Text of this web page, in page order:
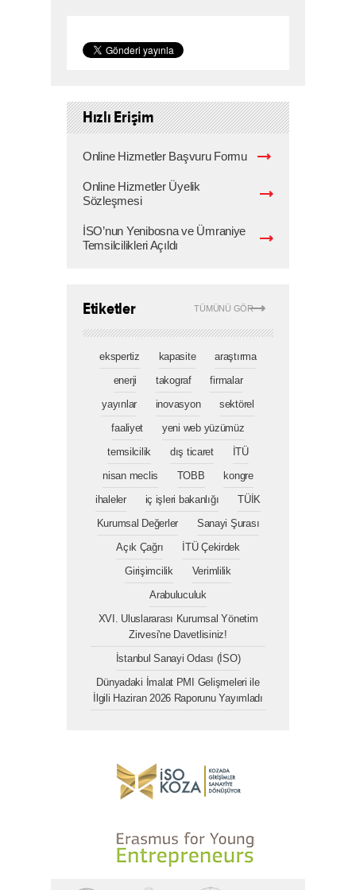
Hızlı Erişim
Online Hizmetler Başvuru Formu
Online Hizmetler Üyelik
Sözleşmesi
İSO’nun Yenibosna ve Ümraniye
Temsilcilikleri Açıldı
TÜMÜNÜ GÖR
Etiketler
ekspertiz kapasite
araştırma
enerji
takograf
firmalar
yayınlar
inovasyon
sektörel
faaliyet
yeni web yüzümüz
temsilcilik
dış ticaret
İTÜ
nisan meclis
TOBB
kongre
ihaleler
iç işleri bakanlığı
TÜİK
Kurumsal Değerler
Sanayi Şurası
Açık Çağrı
İTÜ Çekirdek
Girişimcilik
Verimlilik
Arabuluculuk
XVI. Uluslararası Kurumsal Yönetim
Zirvesi'ne Davetlisiniz!
İstanbul Sanayi Odası (İSO)
Dünyadaki İmalat PMI Gelişmeleri ile
İlgili Haziran 2026 Raporunu Yayımladı